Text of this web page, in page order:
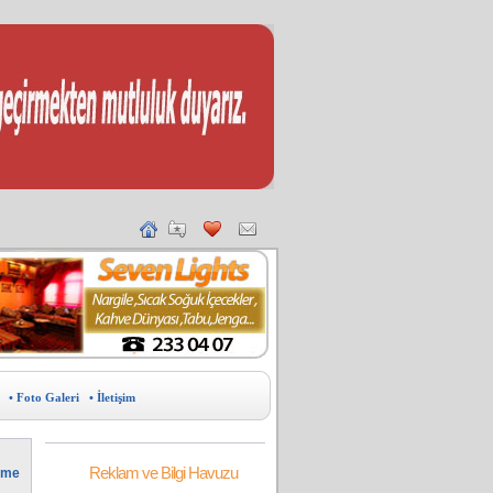
• Foto Galeri • İletişim
Reklam ve Bilgi Havuzu